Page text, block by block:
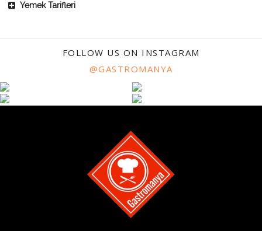
Yemek Tarifleri
FOLLOW US ON INSTAGRAM
@GASTROMANYA